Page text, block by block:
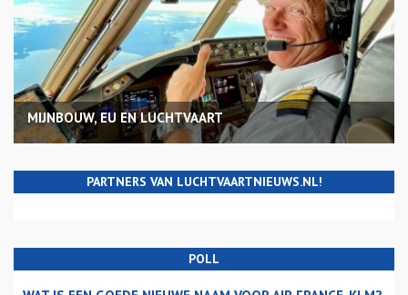
MIJNBOUW, EU EN LUCHTVAART
PARTNERS VAN LUCHTVAARTNIEUWS.NL!
POLL